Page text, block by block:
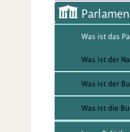
Was ist das
Was ist der
Was ist der
Was ist die